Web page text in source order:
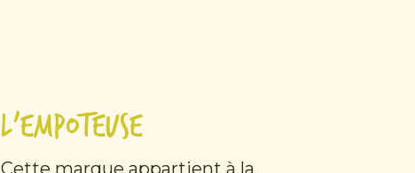
L'Empoteuse
Cette marque appartient à la